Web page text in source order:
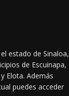
estado de Sinaloa,
de Escuinapa,
Elota. Además
puedes acceder